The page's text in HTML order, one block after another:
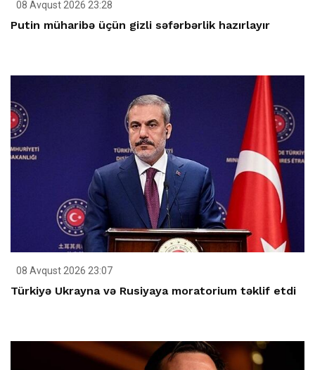
08 Avqust 2026 23:28
Putin müharibə üçün gizli səfərbərlik hazırlayır
08 Avqust 2026 23:07
Türkiyə Ukrayna və Rusiyaya moratorium təklif etdi